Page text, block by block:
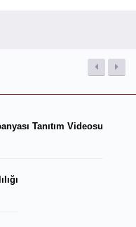
Tanıtım Videosu